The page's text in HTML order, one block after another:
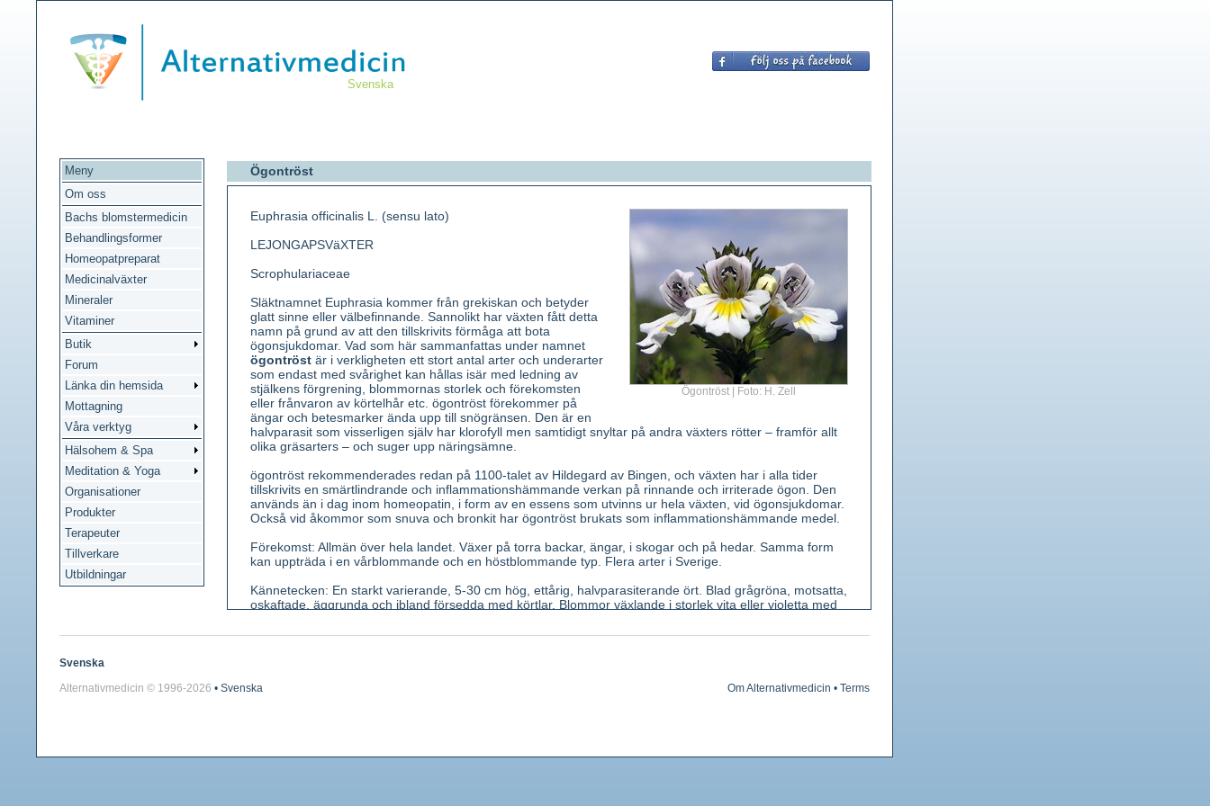
Svenska
Meny
Om oss
Bachs blomstermedicin
Behandlingsformer
Homeopatpreparat
Medicinalväxter
Mineraler
Vitaminer
Butik
Forum
Länka din hemsida
Mottagning
Våra verktyg
Hälsohem & Spa
Meditation & Yoga
Organisationer
Produkter
Terapeuter
Tillverkare
Utbildningar
Ögontröst
Ögontröst | Foto: H. Zell
Euphrasia officinalis L. (sensu lato)
LEJONGAPSVäXTER
Scrophulariaceae
Släktnamnet Euphrasia kommer från grekiskan och betyder
glatt sinne eller välbefinnande. Sannolikt har växten fått detta
namn på grund av att den tillskrivits förmåga att bota
ögonsjukdomar. Vad som här sammanfattas under namnet
ögontröst är i verkligheten ett stort antal arter och underarter
som endast med svårighet kan hållas isär med ledning av
stjälkens förgrening, blommornas storlek och förekomsten
eller frånvaron av körtelhår etc. ögontröst förekommer på
ängar och betesmarker ända upp till snögränsen. Den är en
halvparasit som visserligen själv har klorofyll men samtidigt snyltar på andra växters rötter – framför allt
olika gräsarters – och suger upp näringsämne.
ögontröst rekommenderades redan på 1100-talet av Hildegard av Bingen, och växten har i alla tider
tillskrivits en smärtlindrande och inflammationshämmande verkan på rinnande och irriterade ögon. Den
används än i dag inom homeopatin, i form av en essens som utvinns ur hela växten, vid ögonsjukdomar.
Också vid åkommor som snuva och bronkit har ögontröst brukats som inflammationshämmande medel.
Förekomst: Allmän över hela landet. Växer på torra backar, ängar, i skogar och på hedar. Samma form
kan uppträda i en vårblommande och en höstblommande typ. Flera arter i Sverige.
Kännetecken: En starkt varierande, 5-30 cm hög, ettårig, halvparasiterande ört. Blad grågröna, motsatta,
oskaftade, äggrunda och ibland försedda med körtlar. Blommor växlande i storlek vita eller violetta med
underläpp med 3 inskurna flikar, överläpp hjälmformig. Kronröret längre än det körtelrika fodret.
Svenska
Alternativmedicin © 1996-2026 • Svenska Om Alternativmedicin • Terms